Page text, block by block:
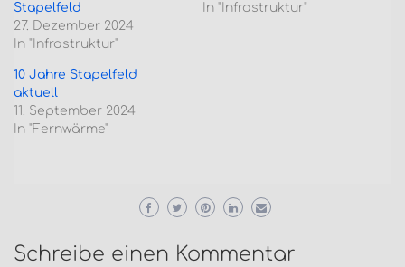
Stapelfeld
27. Dezember 2024
In "Infrastruktur"
In "Infrastruktur"
10 Jahre Stapelfeld
aktuell
11. September 2024
In "Fernwärme"
Schreibe einen Kommentar